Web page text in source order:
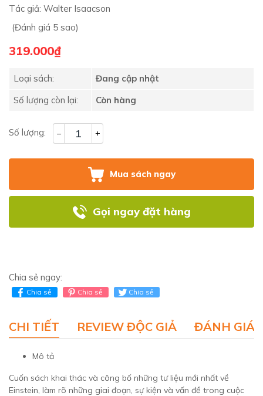
Tác giả: Walter Isaacson
(Đánh giá 5 sao)
319.000₫
Loại sách:
Đang cập nhật
Số lượng còn lại:
Còn hàng
Số lượng: – +
Mua sách ngay
Gọi ngay đặt hàng
Chia sẻ ngay:
Chia sẻ Chia sẻ Chia sẻ
CHI TIẾT REVIEW ĐỘC GIẢ ĐÁNH GIÁ
Mô tả
Cuốn sách khai thác và công bố những tư liệu mới nhất về
Einstein, làm rõ những giai đoạn, sự kiện và vấn đề trong cuộc